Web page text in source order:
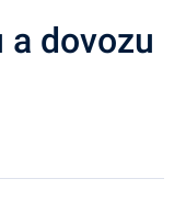
a dovozu